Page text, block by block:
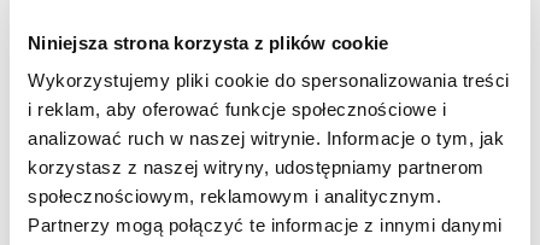
Niniejsza strona korzysta z plików cookie
Wykorzystujemy pliki cookie do spersonalizowania treści
i reklam, aby oferować funkcje społecznościowe i
analizować ruch w naszej witrynie. Informacje o tym, jak
korzystasz z naszej witryny, udostępniamy partnerom
społecznościowym, reklamowym i analitycznym.
Partnerzy mogą połączyć te informacje z innymi danymi
#ADHD, #Autyzm, #Neuroatypowość, #Porady
Jak rozpoznać, że potrzebujesz
wytchnienia?
Masz wrażenie, że wszystko Cię drażni? Trudno skupić
Ci się na prostych zadaniach? Hałas wydaje się